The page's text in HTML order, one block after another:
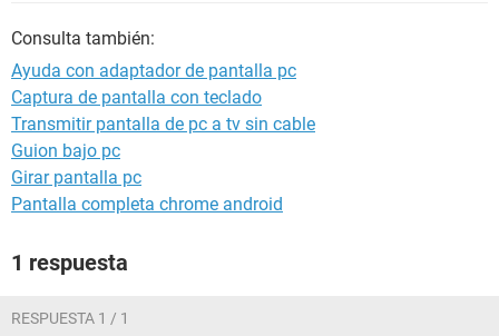
Consulta también:
Ayuda con adaptador de pantalla pc
Captura de pantalla con teclado
Transmitir pantalla de pc a tv sin cable
Guion bajo pc
Girar pantalla pc
Pantalla completa chrome android
1 respuesta
RESPUESTA 1 / 1